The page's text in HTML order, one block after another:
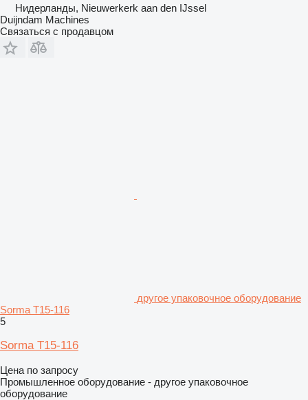
Нидерланды, Nieuwerkerk aan den IJssel
Duijndam Machines
Связаться с продавцом
другое упаковочное оборудование
Sorma T15-116
5
Sorma T15-116
Цена по запросу
Промышленное оборудование - другое упаковочное
оборудование